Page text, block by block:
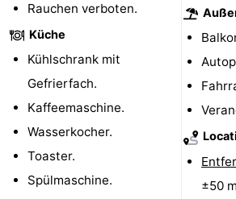
Ringstechen
Zoutelande
Actief
Praktisch
Forum
Route
-
Parken
Reisebuchshop
Rauchen verboten.
Küche
Kühlschrank mit
Gefrierfach.
Kaffeemaschine.
Wasserkocher.
Toaster.
Spülmaschine.
±50